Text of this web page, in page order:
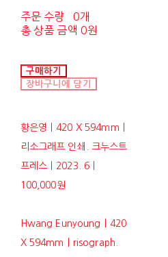
주문 수량
0개
총 상품 금액 0원
구매하기
장바구니에 담기
황은영ㅣ420 X 594mmㅣ
리소그래프 인쇄. 크누스트
프레스ㅣ2023. 6ㅣ
100,000원
Hwang Eunyoungㅣ420
X 594mmㅣrisograph.